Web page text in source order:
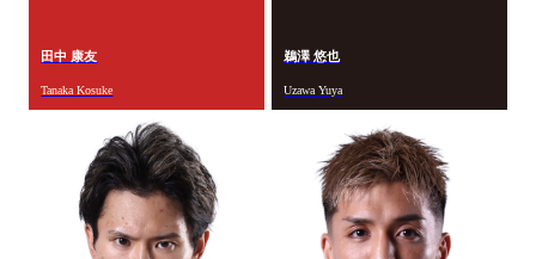
田中 康友
Tanaka Kosuke
鵜澤 悠也
Uzawa Yuya